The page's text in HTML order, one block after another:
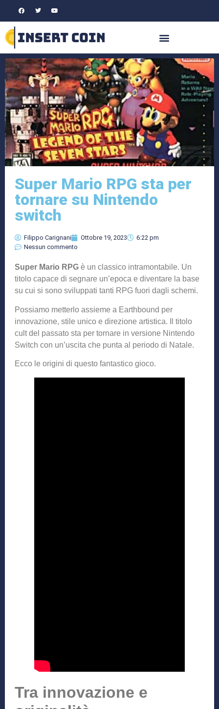
Super Mario RPG sta per
tornare su Nintendo
switch
Filippo Carignani Ottobre 19, 2023
6:22 pm
Nessun commento
Super Mario RPG è un classico intramontabile. Un
titolo capace di segnare un’epoca e diventare la base
su cui si sono sviluppati tanti RPG fuori dagli schemi.
Possiamo metterlo assieme a Earthbound per
innovazione, stile unico e direzione artistica. Il titolo
cult del passato sta per tornare in versione Nintendo
Switch con un’uscita che punta al periodo di Natale.
Ecco le origini di questo fantastico gioco.
Tra innovazione e